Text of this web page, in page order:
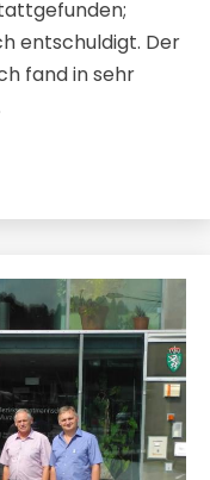
entschuldigt. Der
fand in sehr